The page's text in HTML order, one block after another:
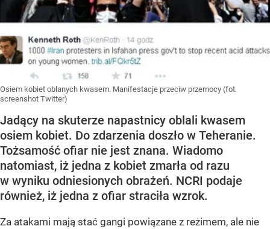
Osiem kobiet oblanych kwasem. Manifestacje przeciw przemocy (fot.
screenshot Twitter)
Jadący na skuterze napastnicy oblali kwasem
osiem kobiet. Do zdarzenia doszło w Teheranie.
Tożsamość ofiar nie jest znana. Wiadomo
natomiast, iż jedna z kobiet zmarła od razu
w wyniku odniesionych obrażeń. NCRI podaje
również, iż jedna z ofiar straciła wzrok.
Za atakami mają stać gangi powiązane z reżimem, ale nie